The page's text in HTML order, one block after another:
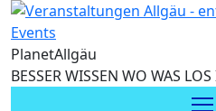
Direkt zum Inhalt
PlanetAllgäu
BESSER WISSEN WO WAS LOS